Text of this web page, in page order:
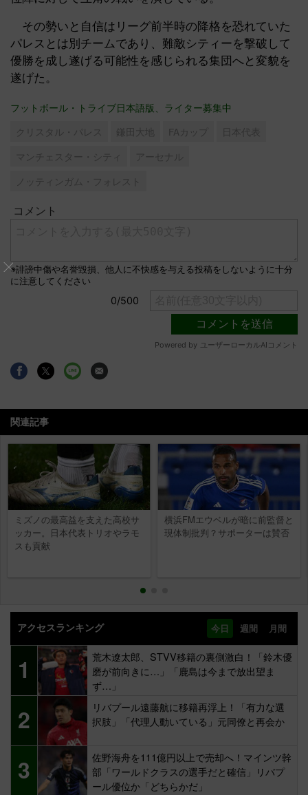
その勢いと自信はリーグ前半時の降格を恐れていた
パレスとは別チームであり、難敵シティーを撃破して
優勝を成し遂げる可能性を感じられる集団へと変貌を
遂げた。
フットボール・トライブ日本語版、ライター募集中
クリスタル・パレス 鎌田大地 FAカップ
日本代表
マンチェスター・シティ
アーセナル
ノッティンガム・フォレスト
関連記事
ミズノの最高益を支えた高校サ
ッカー。日本代表トリオやラモ
スも貢献
横浜FMエウベルが暗に前監督と
現体制批判？サポーターは賛否
アクセスランキング 今日 週間 月間
1
荒木遼太郎、STVV移籍の裏側激白！「鈴木優
磨が前向きに…」「鹿島は今まで放出望ま
ず…」
2
リバプール遠藤航に移籍再浮上！「有力な選
択肢」「代理人動いている」元同僚と再会か
3
佐野海舟を111億円以上で売却へ！マインツ幹
部「ワールドクラスの選手だと確信」リバプ
ール優位か「どちらかだ」